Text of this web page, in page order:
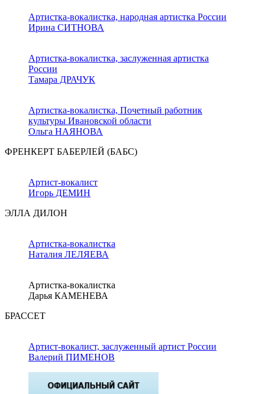
Артистка-вокалистка, народная артистка России
Ирина СИТНОВА
Артистка-вокалистка, заслуженная артистка
России
Тамара ДРАЧУК
Артистка-вокалистка, Почетный работник
культуры Ивановской области
Ольга НАЯНОВА
ФРЕНКЕРТ БАБЕРЛЕЙ (БАБС)
Артист-вокалист
Игорь ДЕМИН
ЭЛЛА ДИЛОН
Артистка-вокалистка
Наталия ЛЕЛЯЕВА
Артистка-вокалистка
Дарья КАМЕНЕВА
БРАССЕТ
Артист-вокалист, заслуженный артист России
Валерий ПИМЕНОВ